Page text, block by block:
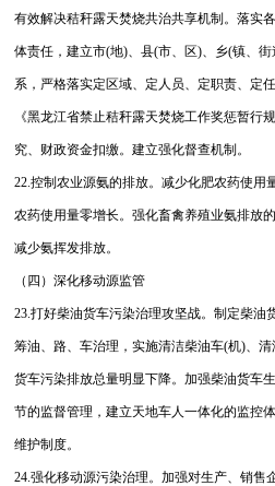
有效解决秸秆露天焚烧共治共享机制。落实
体责任，建立市(地)、县(市、区)、乡(镇、
系，严格落实定区域、定人员、定职责、定
《黑龙江省禁止秸秆露天焚烧工作奖惩暂行
究、财政资金扣缴。建立强化督查机制。
22.控制农业源氨的排放。减少化肥农药使用
农药使用量零增长。强化畜禽养殖业氨排放
减少氨挥发排放。
（四）深化移动源监管
23.打好柴油货车污染治理攻坚战。制定柴油
筹油、路、车治理，实施清洁柴油车(机)、
货车污染排放总量明显下降。加强柴油货车
节的监督管理，建立天地车人一体化的监控
维护制度。
24.强化移动源污染治理。加强对生产、销售